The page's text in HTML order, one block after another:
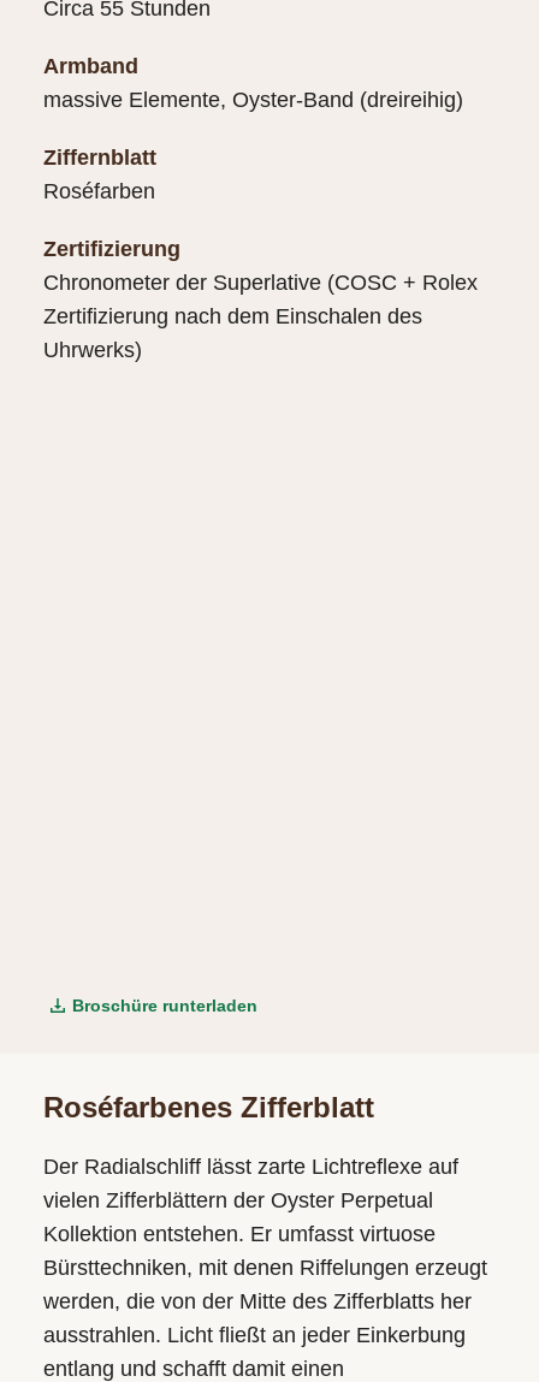
Circa 55 Stunden
Armband
massive Elemente, Oyster-Band (dreireihig)
Ziffernblatt
Roséfarben
Zertifizierung
Chronometer der Superlative (COSC + Rolex
Zertifizierung nach dem Einschalen des
Uhrwerks)
Broschüre runterladen
Roséfarbenes Zifferblatt
Der Radialschliff lässt zarte Lichtreflexe auf
vielen Zifferblättern der Oyster Perpetual
Kollektion entstehen. Er umfasst virtuose
Bürsttechniken, mit denen Riffelungen erzeugt
werden, die von der Mitte des Zifferblatts her
ausstrahlen. Licht fließt an jeder Einkerbung
entlang und schafft damit einen